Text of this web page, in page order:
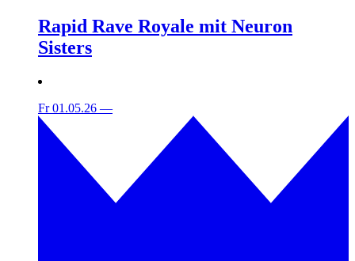
Rapid Rave Royale mit Neuron
Sisters
Fr 01.05.26 —